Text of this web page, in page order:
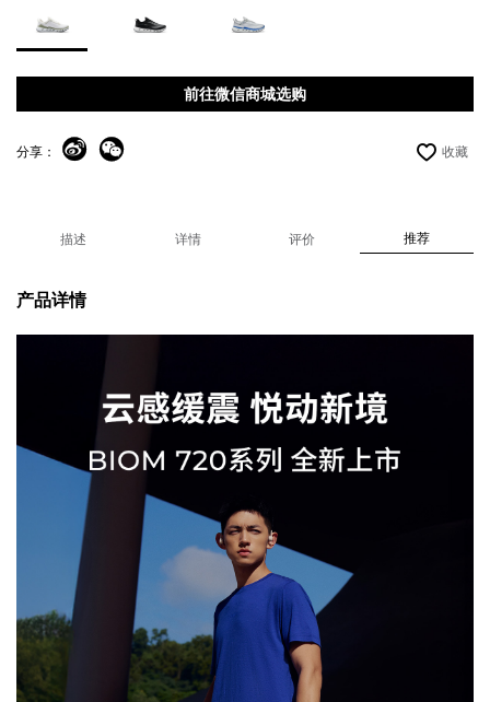
前往微信商城选购
分享： 收藏
描述 详情 评价 推荐
产品详情